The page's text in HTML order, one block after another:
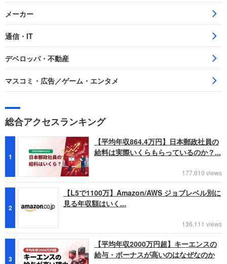
メーカー
通信・IT
デベロッパ・不動産
マスコミ・広告／ゲーム・エンタメ
総合アクセスランキング
1
【平均年収864.4万円】日本郵政社員の
給料は実際いくらもらっているのか？...
177,610 views
2
【L5で1100万】Amazon/AWS ジョブレベル別に
見る年収額はいく...
136,111 views
3
【平均年収2000万円超】キーエンスの
給与・ボーナスが高いのはなぜなのか